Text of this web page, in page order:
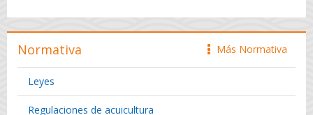
icono
Más Normativa
Normativa
Leyes
Regulaciones de acuicultura